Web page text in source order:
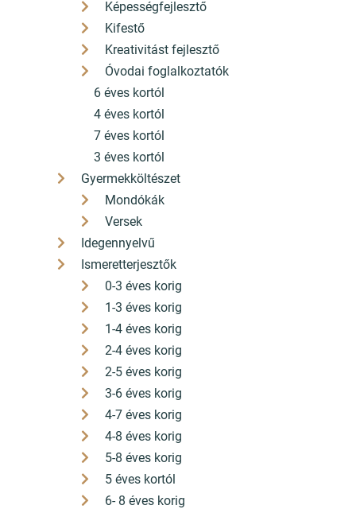
Képességfejlesztő
Kifestő
Kreativitást fejlesztő
Óvodai foglalkoztatók
6 éves kortól
4 éves kortól
7 éves kortól
3 éves kortól
Gyermekköltészet
Mondókák
Versek
Idegennyelvű
Ismeretterjesztők
0-3 éves korig
1-3 éves korig
1-4 éves korig
2-4 éves korig
2-5 éves korig
3-6 éves korig
4-7 éves korig
4-8 éves korig
5-8 éves korig
5 éves kortól
6- 8 éves korig
Cicus fest - Cicus-könyvek
2 990 Ft
Pilisvörösvár könyvesboltja
+36 26 330 308
hello[a]konyvbox.hu
2085 Pilisvörösvár Fő út 82.